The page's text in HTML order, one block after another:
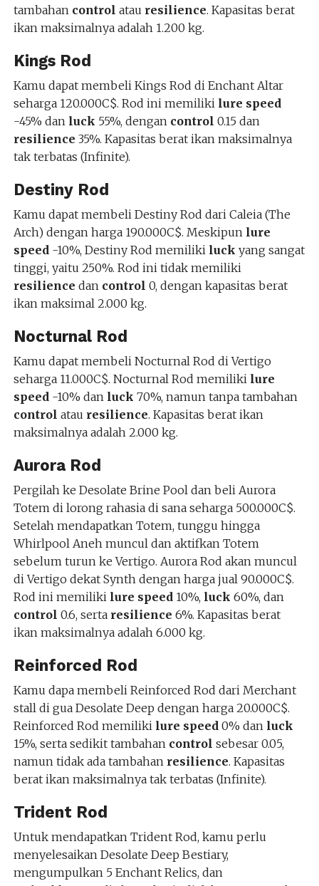
tambahan control atau resilience. Kapasitas berat
ikan maksimalnya adalah 1.200 kg.
Kings Rod
Kamu dapat membeli Kings Rod di Enchant Altar
seharga 120.000C$. Rod ini memiliki lure speed
-45% dan luck 55%, dengan control 0.15 dan
resilience 35%. Kapasitas berat ikan maksimalnya
tak terbatas (Infinite).
Destiny Rod
Kamu dapat membeli Destiny Rod dari Caleia (The
Arch) dengan harga 190.000C$. Meskipun lure
speed -10%, Destiny Rod memiliki luck yang sangat
tinggi, yaitu 250%. Rod ini tidak memiliki
resilience dan control 0, dengan kapasitas berat
ikan maksimal 2.000 kg.
Nocturnal Rod
Kamu dapat membeli Nocturnal Rod di Vertigo
seharga 11.000C$. Nocturnal Rod memiliki lure
speed -10% dan luck 70%, namun tanpa tambahan
control atau resilience. Kapasitas berat ikan
maksimalnya adalah 2.000 kg.
Aurora Rod
Pergilah ke Desolate Brine Pool dan beli Aurora
Totem di lorong rahasia di sana seharga 500.000C$.
Setelah mendapatkan Totem, tunggu hingga
Whirlpool Aneh muncul dan aktifkan Totem
sebelum turun ke Vertigo. Aurora Rod akan muncul
di Vertigo dekat Synth dengan harga jual 90.000C$.
Rod ini memiliki lure speed 10%, luck 60%, dan
control 0.6, serta resilience 6%. Kapasitas berat
ikan maksimalnya adalah 6.000 kg.
Reinforced Rod
Kamu dapa membeli Reinforced Rod dari Merchant
stall di gua Desolate Deep dengan harga 20.000C$.
Reinforced Rod memiliki lure speed 0% dan luck
15%, serta sedikit tambahan control sebesar 0.05,
namun tidak ada tambahan resilience. Kapasitas
berat ikan maksimalnya tak terbatas (Infinite).
Trident Rod
Untuk mendapatkan Trident Rod, kamu perlu
menyelesaikan Desolate Deep Bestiary,
mengumpulkan 5 Enchant Relics, dan